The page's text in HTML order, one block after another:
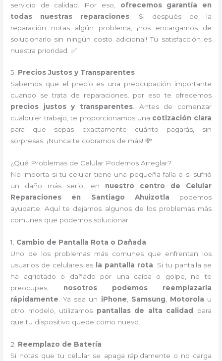
servicio de calidad. Por eso, ofrecemos garantía en
todas nuestras reparaciones. Si después de la
reparación notas algún problema, ¡nos encargamos de
solucionarlo sin ningún costo adicional! Tu satisfacción es
nuestra prioridad. ✅
5. Precios Justos y Transparentes
Sabemos que el precio es una preocupación importante
cuando se trata de reparaciones, por eso te ofrecemos
precios justos y transparentes. Antes de comenzar
cualquier trabajo, te proporcionamos una cotización clara
para que sepas exactamente cuánto pagarás, sin
sorpresas. ¡Nunca te cobramos de más! 💸
¿Qué Problemas de Celular Podemos Arreglar?
No importa si tu celular tiene una pequeña falla o si sufrió
un daño más serio, en nuestro centro de Celular
Reparaciones en Santiago Ahuizotla podemos
ayudarte. Aquí te dejamos algunos de los problemas más
comunes que podemos solucionar:
1. Cambio de Pantalla Rota o Dañada
Uno de los problemas más comunes que enfrentan los
usuarios de celulares es
la pantalla rota . Si tu pantalla se
ha agrietado o dañado por una caída o golpe, no te
preocupes, nosotros podemos reemplazarla
rápidamente . Ya sea un iPhone Samsung Motorola u
otro modelo, utilizamos pantallas de alta calidad
para
que tu dispositivo quede como nuevo.
2. Reemplazo de Batería
Si notas que tu celular se apaga rápidamente o no carga